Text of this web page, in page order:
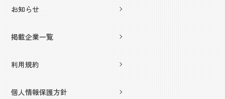
お知らせ
掲載企業一覧
利用規約
個人情報保護方針